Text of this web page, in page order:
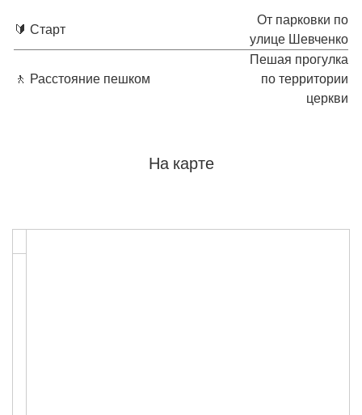
🔰 Старт
От парковки по
улице Шевченко
🚶 Расстояние пешком
Пешая прогулка
по территории
церкви
На карте